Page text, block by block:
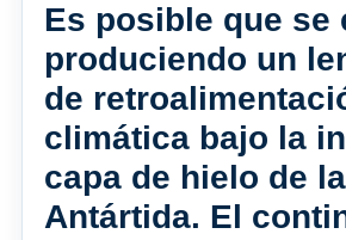
Es posible que se
produciendo un
de
climática bajo la
capa de hielo de la
Antártida. El